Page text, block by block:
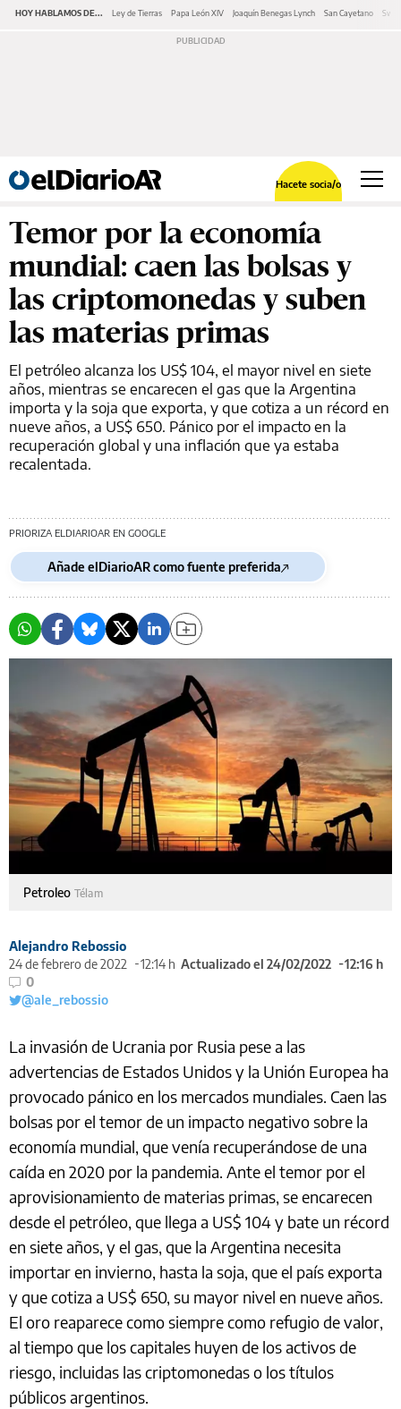
HOY HABLAMOS DE... Ley de Tierras Papa León XIV Joaquín Benegas Lynch San Cayetano
Hacete socia/o
Temor por la economía
mundial: caen las bolsas y
las criptomonedas y suben
las materias primas
El petróleo alcanza los US$ 104, el mayor nivel en siete
años, mientras se encarecen el gas que la Argentina
importa y la soja que exporta, y que cotiza a un récord en
nueve años, a US$ 650. Pánico por el impacto en la
recuperación global y una inflación que ya estaba
recalentada.
PRIORIZA ELDIARIOAR EN GOOGLE
Añade elDiarioAR como fuente preferida
Petroleo Télam
Alejandro Rebossio
24 de febrero de 2022
12:14 h Actualizado el 24/02/2022
12:16 h
0
@ale_rebossio
La invasión de Ucrania por Rusia pese a las
advertencias de Estados Unidos y la Unión Europea ha
provocado pánico en los mercados mundiales. Caen las
bolsas por el temor de un impacto negativo sobre la
economía mundial, que venía recuperándose de una
caída en 2020 por la pandemia. Ante el temor por el
aprovisionamiento de materias primas, se encarecen
desde el petróleo, que llega a US$ 104 y bate un récord
en siete años, y el gas, que la Argentina necesita
importar en invierno, hasta la soja, que el país exporta
y que cotiza a US$ 650, su mayor nivel en nueve años.
El oro reaparece como siempre como refugio de valor,
al tiempo que los capitales huyen de los activos de
riesgo, incluidas las criptomonedas o los títulos
públicos argentinos.